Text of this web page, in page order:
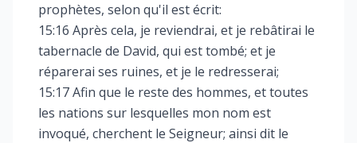
prophètes, selon qu'il est écrit:
15:16 Après cela, je reviendrai, et je rebâtirai le
tabernacle de David, qui est tombé; et je
réparerai ses ruines, et je le redresserai;
15:17 Afin que le reste des hommes, et toutes
les nations sur lesquelles mon nom est
invoqué, cherchent le Seigneur; ainsi dit le